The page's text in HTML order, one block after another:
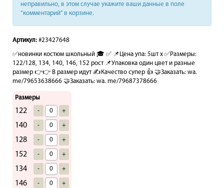
неправильно, в этом случае укажите ваши данные в поле
“комментарий” в корзине.
Артикул: #23427648
✅новинки костюм школьный 🎓 ✅ 📌Цена упа: 5шт х ✅Размеры:
122/128, 134, 140, 146, 152 рост 📌Упаковка один цвет и разные
размер 👉👉 В размер идут ✍️Качество супер 👍 🤝Заказать: wa.
me/79653638666 🤝Заказать: wa. me/79687378666
Размеры
122 - +
140 - +
128 - +
152 - +
134 - +
146 - +